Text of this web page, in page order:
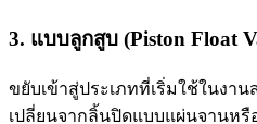
3. แบบลูกสูบ (Piston Float
ขยับเข้าสู่ประเภทที่เริ่มใช้ในงา
เปลี่ยนจากลิ้นปิดแบบแผ่นจานห